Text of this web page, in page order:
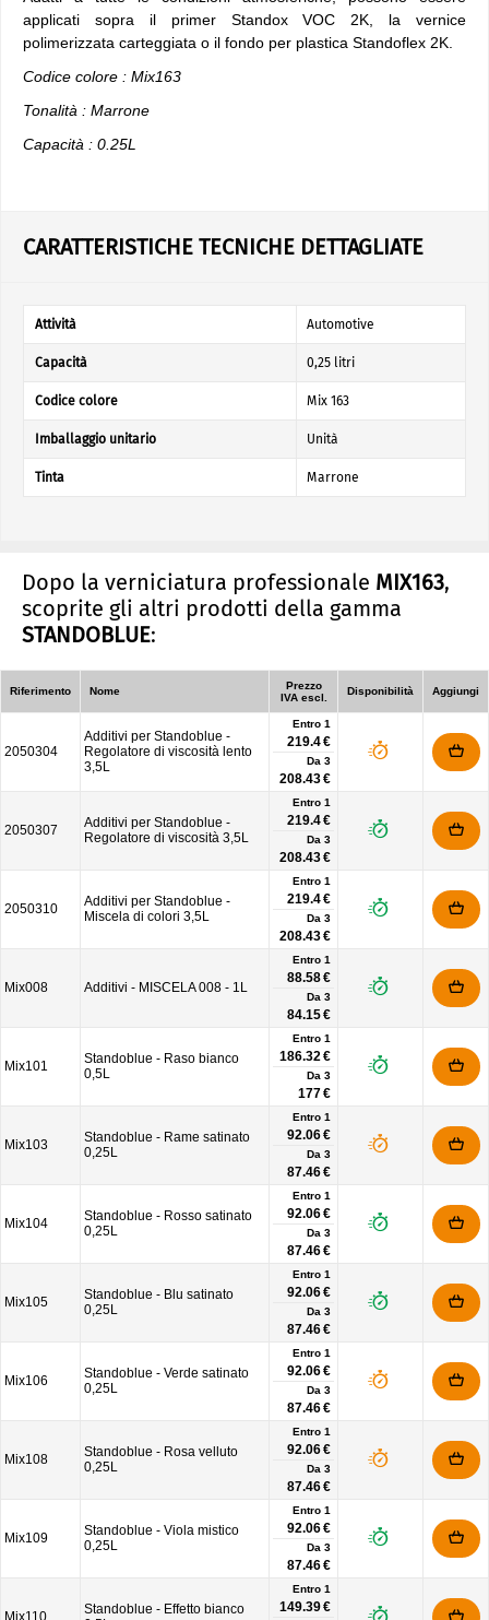
applicati sopra il primer Standox VOC 2K, la vernice
polimerizzata carteggiata o il fondo per plastica Standoflex 2K.
Codice colore : Mix163
Tonalità : Marrone
Capacità : 0.25L
CARATTERISTICHE TECNICHE DETTAGLIATE
Attività Automotive
Capacità 0,25 litri
Codice colore Mix 163
Imballaggio unitario Unità
Tinta Marrone
Dopo la verniciatura professionale MIX163,
scoprite gli altri prodotti della gamma
STANDOBLUE:
Riferimento Nome
Prezzo
IVA escl.
Disponibilità Aggiungi
2050304
Additivi per Standoblue -
Regolatore di viscosità lento
3,5L
Entro 1
219.4 €
Da 3
208.43 €
2050307
Additivi per Standoblue -
Regolatore di viscosità 3,5L
Entro 1
219.4 €
Da 3
208.43 €
2050310
Additivi per Standoblue -
Miscela di colori 3,5L
Entro 1
219.4 €
Da 3
208.43 €
Mix008 Additivi - MISCELA 008 - 1L
Entro 1
88.58 €
Da 3
84.15 €
Mix101
Standoblue - Raso bianco
0,5L
Entro 1
186.32 €
Da 3
177 €
Mix103
Standoblue - Rame satinato
0,25L
Entro 1
92.06 €
Da 3
87.46 €
Mix104
Standoblue - Rosso satinato
0,25L
Entro 1
92.06 €
Da 3
87.46 €
Mix105
Standoblue - Blu satinato
0,25L
Entro 1
92.06 €
Da 3
87.46 €
Mix106
Standoblue - Verde satinato
0,25L
Entro 1
92.06 €
Da 3
87.46 €
Mix108
Standoblue - Rosa velluto
0,25L
Entro 1
92.06 €
Da 3
87.46 €
Mix109
Standoblue - Viola mistico
0,25L
Entro 1
92.06 €
Da 3
87.46 €
Mix110
Standoblue - Effetto bianco
Entro 1
149.39 €